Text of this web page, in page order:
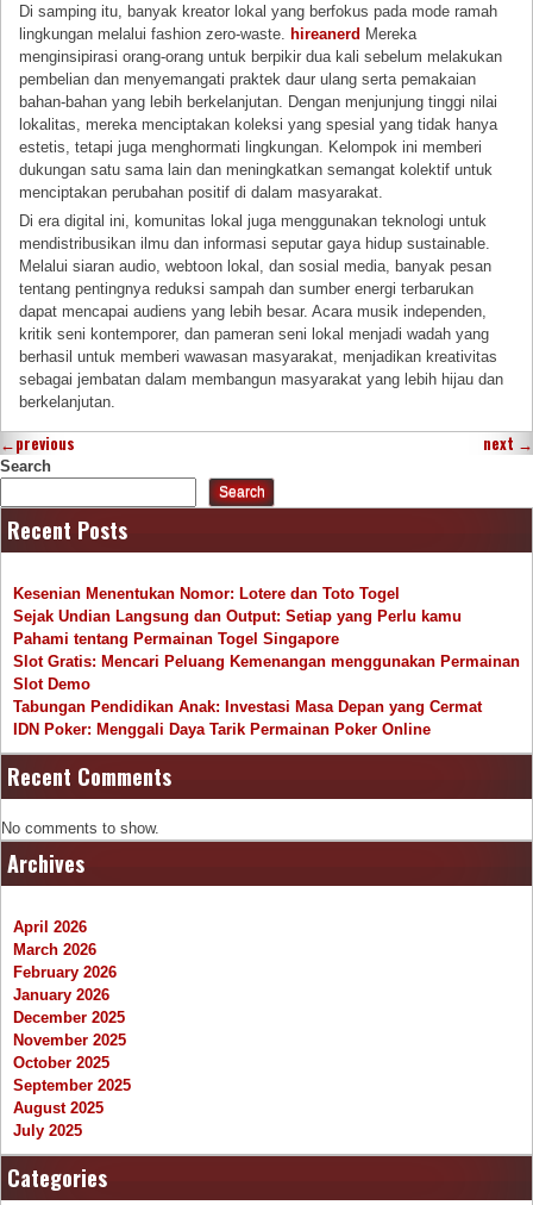
Di samping itu, banyak kreator lokal yang berfokus pada mode ramah
lingkungan melalui fashion zero-waste.hireanerd Mereka
menginsipirasi orang-orang untuk berpikir dua kali sebelum melakukan
pembelian dan menyemangati praktek daur ulang serta pemakaian
bahan-bahan yang lebih berkelanjutan. Dengan menjunjung tinggi nilai
lokalitas, mereka menciptakan koleksi yang spesial yang tidak hanya
estetis, tetapi juga menghormati lingkungan. Kelompok ini memberi
dukungan satu sama lain dan meningkatkan semangat kolektif untuk
menciptakan perubahan positif di dalam masyarakat.
Di era digital ini, komunitas lokal juga menggunakan teknologi untuk
mendistribusikan ilmu dan informasi seputar gaya hidup sustainable.
Melalui siaran audio, webtoon lokal, dan sosial media, banyak pesan
tentang pentingnya reduksi sampah dan sumber energi terbarukan
dapat mencapai audiens yang lebih besar. Acara musik independen,
kritik seni kontemporer, dan pameran seni lokal menjadi wadah yang
berhasil untuk memberi wawasan masyarakat, menjadikan kreativitas
sebagai jembatan dalam membangun masyarakat yang lebih hijau dan
berkelanjutan.
←previous next →
Search
Search
Recent Posts
Kesenian Menentukan Nomor: Lotere dan Toto Togel
Sejak Undian Langsung dan Output: Setiap yang Perlu kamu
Pahami tentang Permainan Togel Singapore
Slot Gratis: Mencari Peluang Kemenangan menggunakan Permainan
Slot Demo
Tabungan Pendidikan Anak: Investasi Masa Depan yang Cermat
IDN Poker: Menggali Daya Tarik Permainan Poker Online
Recent Comments
No comments to show.
Archives
April 2026
March 2026
February 2026
January 2026
December 2025
November 2025
October 2025
September 2025
August 2025
July 2025
Categories